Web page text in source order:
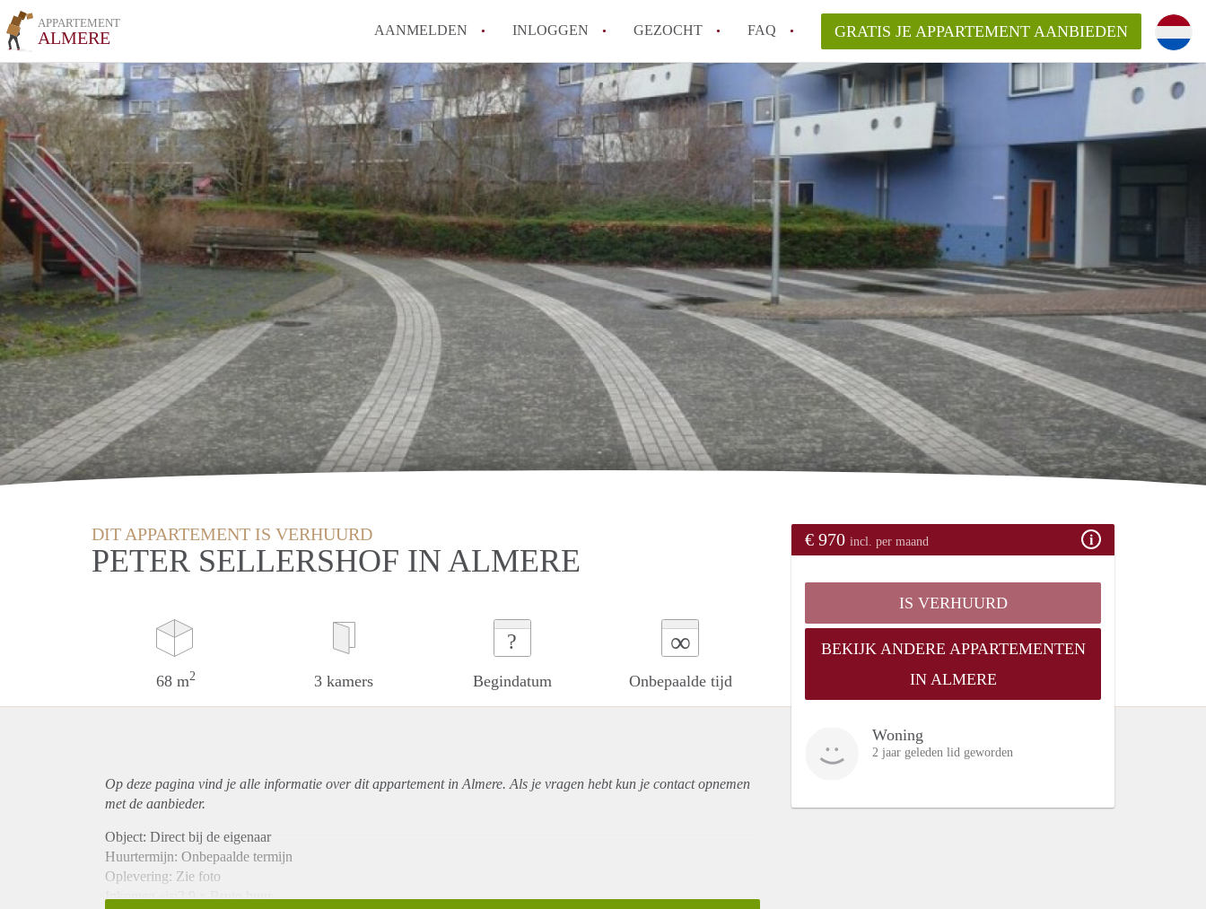
APPARTEMENT
ALMERE AANMELDEN INLOGGEN GEZOCHT FAQ
How to translate AppartementAlmere!
Wat is AppartementAlmere?
Hoeveel kost het om te reageren op een Appartement in Almere?
Wat is de privacyverklaring van AppartementAlmere?
Berekent AppartementAlmere
makelaarsvergoeding/bemiddelingsvergoeding?
Alle veelgestelde vragen
GRATIS JE APPARTEMENT AANBIEDEN
DIT APPARTEMENT IS VERHUURD
PETER SELLERSHOF IN ALMERE
68 m2 3 kamers
?
Begindatum
∞
Onbepaalde tijd
€ 970 incl. per maand
IS VERHUURD
BEKIJK ANDERE APPARTEMENTEN
IN ALMERE
Woning
2 jaar geleden lid geworden
Op deze pagina vind je alle informatie over ditappartementin Almere. Als je vragen hebt kun je contact opnemen
met de aanbieder.
Object: Direct bij de eigenaar
Huurtermijn: Onbepaalde termijn
Oplevering: Zie foto
Inkomen eis:2,9 x Bruto huur